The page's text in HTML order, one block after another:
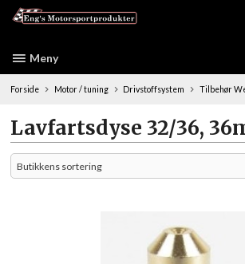
Meny
Forside Motor / tuning Drivstoffsystem Tilbehør
Lavfartsdyse 32/36,